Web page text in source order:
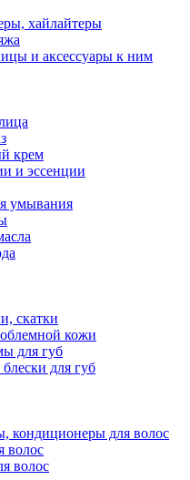
хайлайтеры
и аксессуары к ним
крем
и эссенции
умывания
скатки
кожи
для губ
для губ
кондиционеры для волос
волос
волос